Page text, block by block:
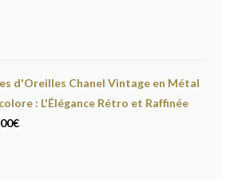
d'Oreilles Chanel Vintage en Métal
: L'Élégance Rétro et Raffinée
€